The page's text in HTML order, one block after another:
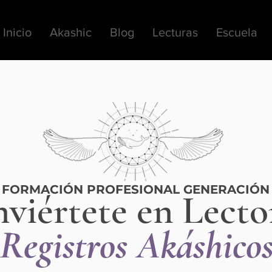
Inicio Akashic Blog Lecturas Escuela
FORMACIÓN PROFESIONAL
en